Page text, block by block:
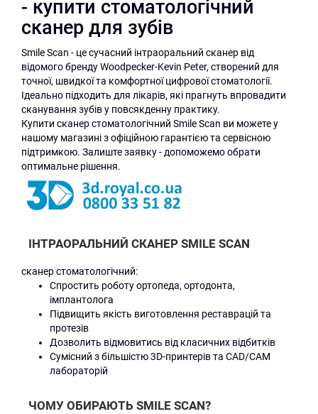
- купити стоматологічний
сканер для зубів
Smile Scan - це сучасний інтраоральний сканер від
відомого бренду Woodpecker-Kevin Peter, створений для
точної, швидкої та комфортної цифрової стоматології.
Ідеально підходить для лікарів, які прагнуть впровадити
сканування зубів у повсякденну практику.
Купити сканер стоматологічний Smile Scan ви можете у
нашому магазині з офіційною гарантією та сервісною
підтримкою. Залиште заявку - допоможемо обрати
оптимальне рішення.
ІНТРАОРАЛЬНИЙ СКАНЕР SMILE SCAN
сканер стоматологічний:
Спростить роботу ортопеда, ортодонта,
імплантолога
Підвищить якість виготовлення реставрацій та
протезів
Дозволить відмовитись від класичних відбитків
Сумісний з більшістю 3D-принтерів та CAD/CAM
лабораторій
ЧОМУ ОБИРАЮТЬ SMILE SCAN?